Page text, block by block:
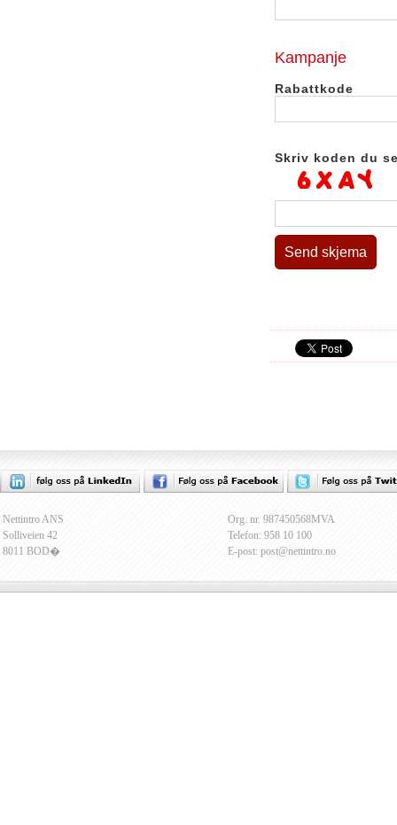
Kampanje
Rabattkode
Skriv koden du
Send skjema
Nettintro ANS
Solliveien 42
8011 BOD�
Org. nr. 987450568MVA
Telefon: 958 10 100
E-post: post@nettintro.no